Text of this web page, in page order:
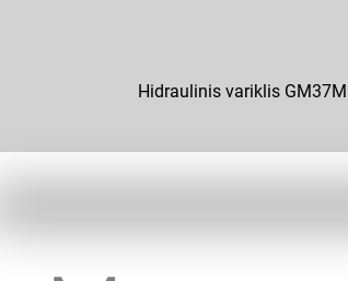
Hidraulinis variklis GM37M